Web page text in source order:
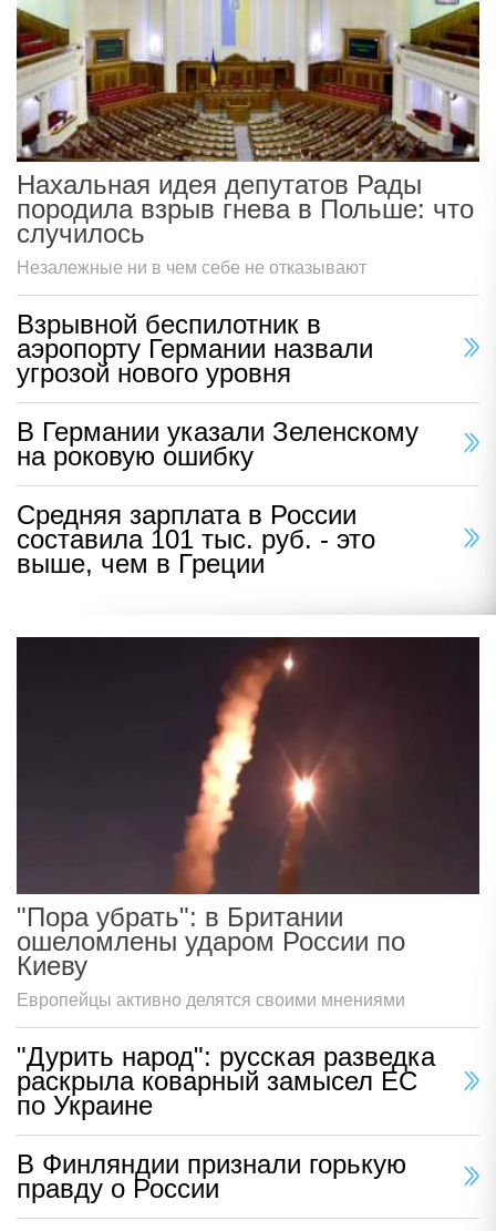
Нахальная идея депутатов Рады
породила взрыв гнева в Польше: что
случилось
Незалежные ни в чем себе не отказывают
Взрывной беспилотник в
аэропорту Германии назвали
угрозой нового уровня
В Германии указали Зеленскому
на роковую ошибку
Средняя зарплата в России
составила 101 тыс. руб. - это
выше, чем в Греции
"Пора убрать": в Британии
ошеломлены ударом России по
Киеву
Европейцы активно делятся своими мнениями
"Дурить народ": русская разведка
раскрыла коварный замысел ЕС
по Украине
В Финляндии признали горькую
правду о России